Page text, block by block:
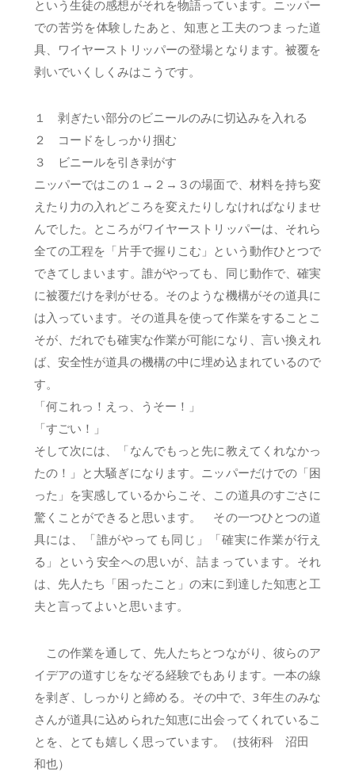
という生徒の感想がそれを物語っています。ニッパー
での苦労を体験したあと、知恵と工夫のつまった道
具、ワイヤーストリッパーの登場となります。被覆を
剥いでいくしくみはこうです。
１ 剥ぎたい部分のビニールのみに切込みを入れる
２ コードをしっかり掴む
３ ビニールを引き剥がす
ニッパーではこの１→２→３の場面で、材料を持ち変
えたり力の入れどころを変えたりしなければなりませ
んでした。ところがワイヤーストリッパーは、それら
全ての工程を「片手で握りこむ」という動作ひとつで
できてしまいます。誰がやっても、同じ動作で、確実
に被覆だけを剥がせる。そのような機構がその道具に
は入っています。その道具を使って作業をすることこ
そが、だれでも確実な作業が可能になり、言い換えれ
ば、安全性が道具の機構の中に埋め込まれているので
す。
「何これっ！えっ、うそー！」
「すごい！」
そして次には、「なんでもっと先に教えてくれなかっ
たの！」と大騒ぎになります。ニッパーだけでの「困
った」を実感しているからこそ、この道具のすごさに
驚くことができると思います。 その一つひとつの道
具には、「誰がやっても同じ」「確実に作業が行え
る」という安全への思いが、詰まっています。それ
は、先人たち「困ったこと」の末に到達した知恵と工
夫と言ってよいと思います。
この作業を通して、先人たちとつながり、彼らのア
イデアの道すじをなぞる経験でもあります。一本の線
を剥ぎ、しっかりと締める。その中で、3年生のみな
さんが道具に込められた知恵に出会ってくれているこ
とを、とても嬉しく思っています。（技術科 沼田
和也）